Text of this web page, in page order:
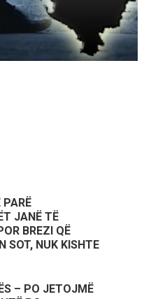
JANË TË
BREZI QË
SOT, NUK KISHTE
– PO JETOJMË